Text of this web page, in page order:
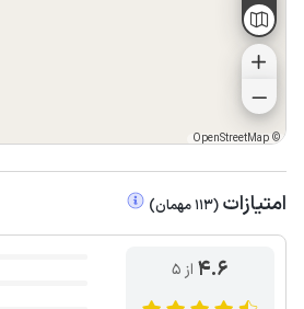
©
OpenStreetMap
امتیازات (
113 مهمان)
4.6 از ۵